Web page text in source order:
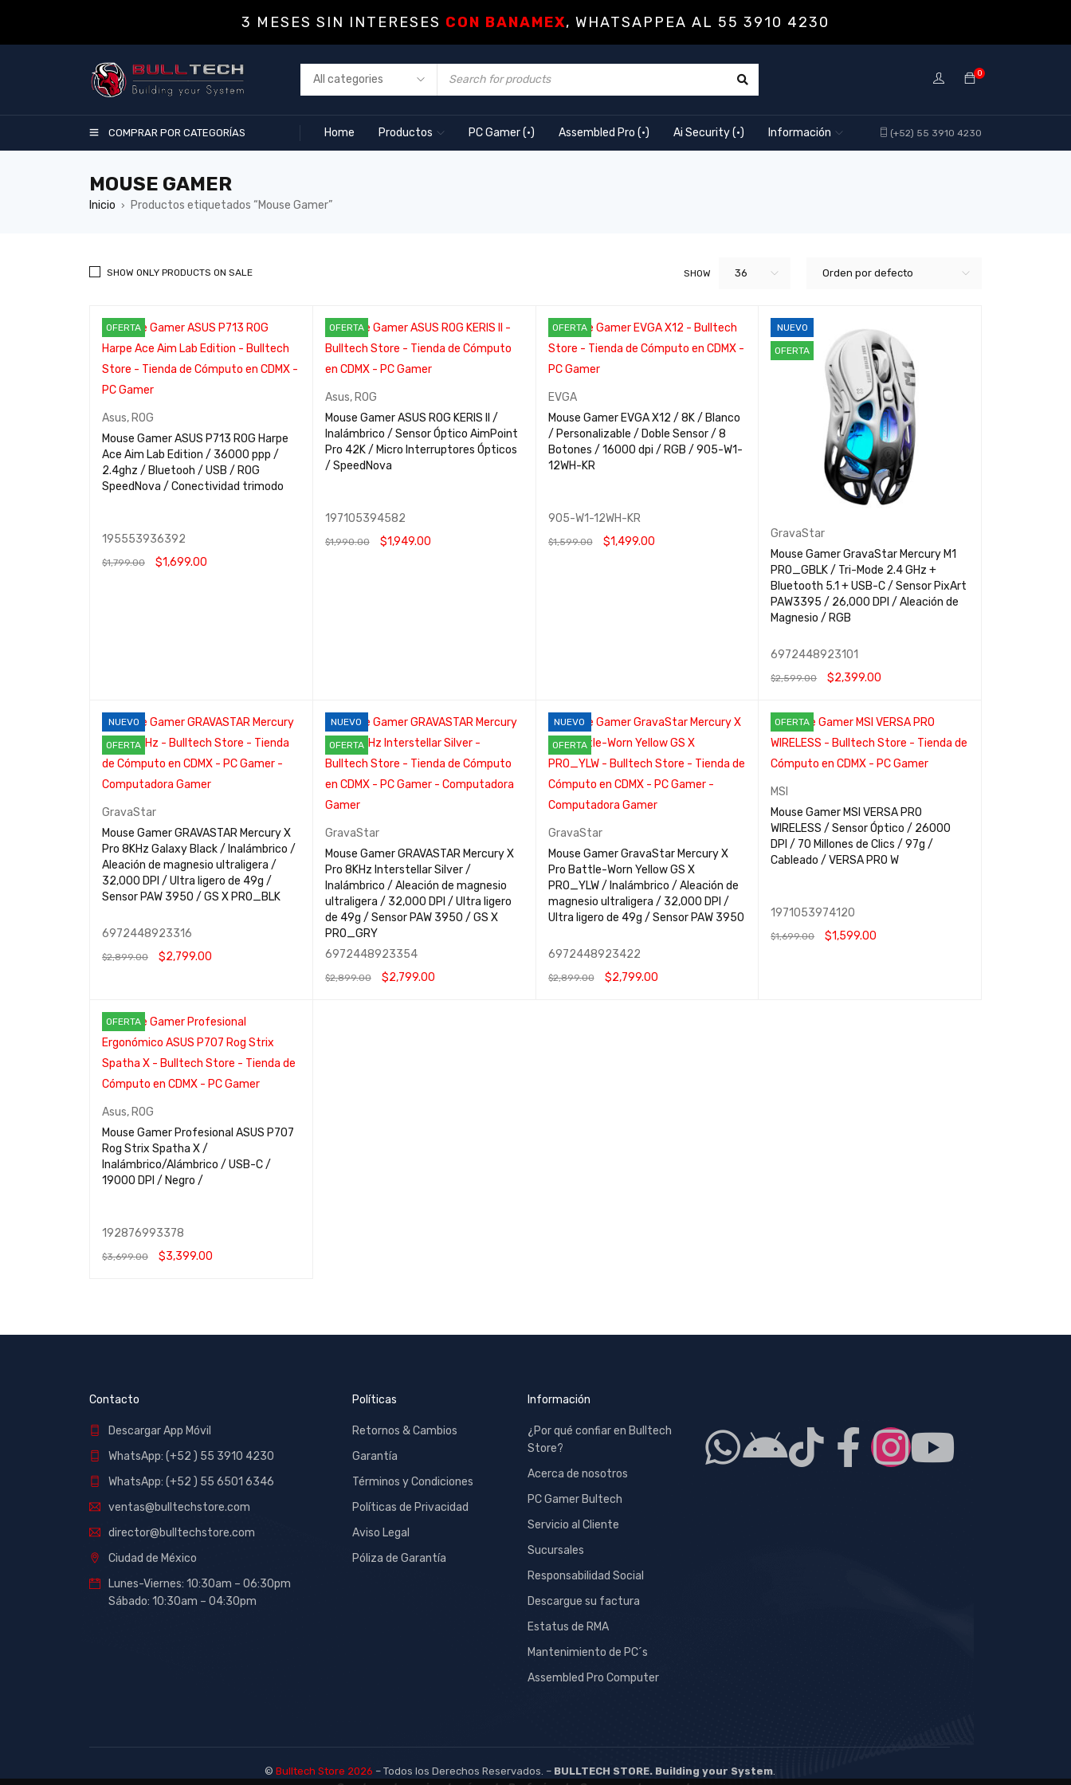
3 MESES SIN INTERESES CON BANAMEX, WHATSAPPEA AL 55 3910 4230
0
COMPRAR POR CATEGORÍAS Home Productos PC Gamer (·) Assembled Pro (·) Ai Security (·) Información (+52) 55 3910 4230
MOUSE GAMER
Inicio › Productos etiquetados “Mouse Gamer”
Orden por defecto
SHOW 36
SHOW ONLY PRODUCTS ON SALE
OFERTA
Asus, ROG
Mouse Gamer ASUS P713 ROG Harpe
Ace Aim Lab Edition / 36000 ppp /
2.4ghz / Bluetooh / USB / ROG
SpeedNova / Conectividad trimodo
195553936392
$1,799.00 $1,699.00
OFERTA
Asus, ROG
Mouse Gamer ASUS ROG KERIS II /
Inalámbrico / Sensor Óptico AimPoint
Pro 42K / Micro Interruptores Ópticos
/ SpeedNova
197105394582
$1,990.00 $1,949.00
OFERTA
EVGA
Mouse Gamer EVGA X12 / 8K / Blanco
/ Personalizable / Doble Sensor / 8
Botones / 16000 dpi / RGB / 905-W1-
12WH-KR
905-W1-12WH-KR
$1,599.00 $1,499.00
NUEVO
OFERTA
GravaStar
Mouse Gamer GravaStar Mercury M1
PRO_GBLK / Tri-Mode 2.4 GHz +
Bluetooth 5.1 + USB-C / Sensor PixArt
PAW3395 / 26,000 DPI / Aleación de
Magnesio / RGB
6972448923101
$2,599.00 $2,399.00
NUEVO
OFERTA
GravaStar
Mouse Gamer GRAVASTAR Mercury X
Pro 8KHz Galaxy Black / Inalámbrico /
Aleación de magnesio ultraligera /
32,000 DPI / Ultra ligero de 49g /
Sensor PAW 3950 / GS X PRO_BLK
6972448923316
$2,899.00 $2,799.00
NUEVO
OFERTA
GravaStar
Mouse Gamer GRAVASTAR Mercury X
Pro 8KHz Interstellar Silver /
Inalámbrico / Aleación de magnesio
ultraligera / 32,000 DPI / Ultra ligero
de 49g / Sensor PAW 3950 / GS X
PRO_GRY
6972448923354
$2,899.00 $2,799.00
NUEVO
OFERTA
GravaStar
Mouse Gamer GravaStar Mercury X
Pro Battle-Worn Yellow GS X
PRO_YLW / Inalámbrico / Aleación de
magnesio ultraligera / 32,000 DPI /
Ultra ligero de 49g / Sensor PAW 3950
6972448923422
$2,899.00 $2,799.00
OFERTA
MSI
Mouse Gamer MSI VERSA PRO
WIRELESS / Sensor Óptico / 26000
DPI / 70 Millones de Clics / 97g /
Cableado / VERSA PRO W
1971053974120
$1,699.00 $1,599.00
OFERTA
Asus, ROG
Mouse Gamer Profesional ASUS P707
Rog Strix Spatha X /
Inalámbrico/Alámbrico / USB-C /
19000 DPI / Negro /
192876993378
$3,699.00 $3,399.00
Contacto
Descargar App Móvil
WhatsApp: (+52 ) 55 3910 4230
WhatsApp: (+52 ) 55 6501 6346
ventas@bulltechstore.com
director@bulltechstore.com
Ciudad de México
Lunes-Viernes: 10:30am – 06:30pm
Sábado: 10:30am – 04:30pm
Políticas
Retornos & Cambios
Garantía
Términos y Condiciones
Políticas de Privacidad
Aviso Legal
Póliza de Garantía
Información
¿Por qué confiar en Bulltech
Store?
Acerca de nosotros
PC Gamer Bultech
Servicio al Cliente
Sucursales
Responsabilidad Social
Descargue su factura
Estatus de RMA
Mantenimiento de PC´s
Assembled Pro Computer
© Bulltech Store 2026 – Todos los Derechos Reservados. – BULLTECH STORE. Building your System.